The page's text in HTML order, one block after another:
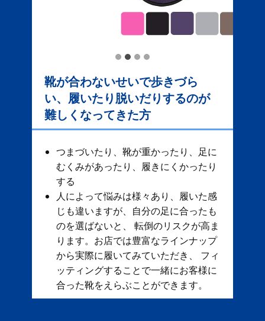
靴が合わないせいで歩きづら
い、履いたり脱いだりするのが
難しくなってきた方
つまづいたり、靴が重かったり、足に
むくみがあったり、履きにくかったり
する
人によって悩みは様々あり、履いた感
じも違いますが、自分の足に合ったも
のを選ばないと、 転倒のリスクが高ま
ります。お店では豊富なラインナップ
から実際に履いてみていただき、 フィ
ッティングすることで一緒にお客様に
合った靴をえらぶことができます。